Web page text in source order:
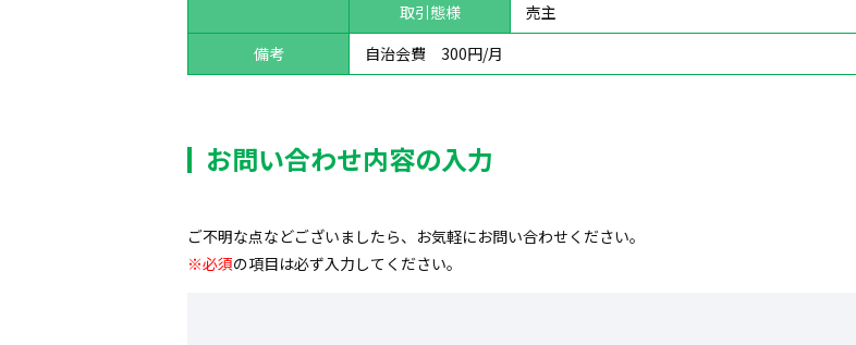
取引態様
売主
備考
自治会費 300円/月
お問い合わせ内容の入力
ご不明な点などございましたら、お気軽にお問い合わせください。
※必須の項目は必ず入力してください。